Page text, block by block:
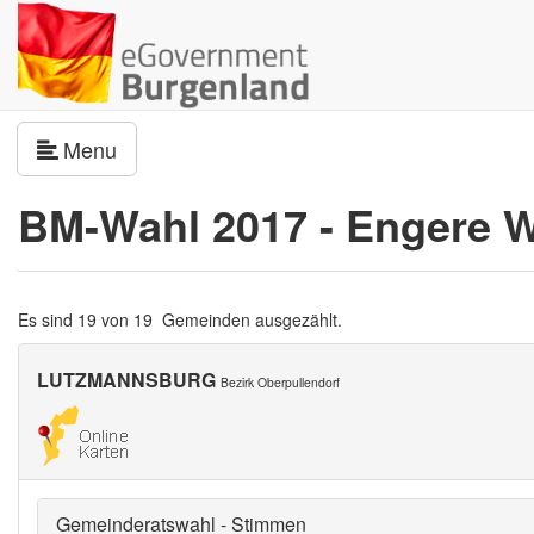
Menu
BM-Wahl 2017 - Engere
Es sind 19 von 19 Gemeinden ausgezählt.
LUTZMANNSBURG Bezirk Oberpullendorf
Gemeinderatswahl - Stimmen